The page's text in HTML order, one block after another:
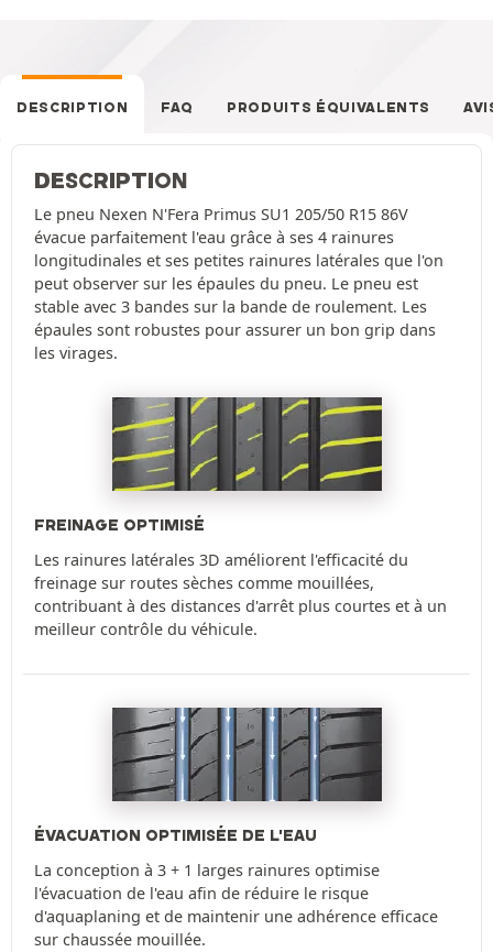
DESCRIPTION FAQ PRODUITS ÉQUIVALENTS
DESCRIPTION
Le pneu Nexen N'Fera Primus SU1 205/50 R15 86V
évacue parfaitement l'eau grâce à ses 4 rainures
longitudinales et ses petites rainures latérales que l'on
peut observer sur les épaules du pneu. Le pneu est
stable avec 3 bandes sur la bande de roulement. Les
épaules sont robustes pour assurer un bon grip dans
les virages.
FREINAGE OPTIMISÉ
Les rainures latérales 3D améliorent l'efficacité du
freinage sur routes sèches comme mouillées,
contribuant à des distances d'arrêt plus courtes et à un
meilleur contrôle du véhicule.
ÉVACUATION OPTIMISÉE DE L'EAU
La conception à 3 + 1 larges rainures optimise
l'évacuation de l'eau afin de réduire le risque
d'aquaplaning et de maintenir une adhérence efficace
sur chaussée mouillée.